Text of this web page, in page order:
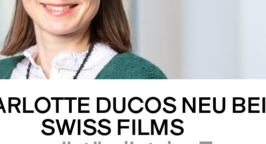
DUCOS NEU BEI
SWISS FILMS